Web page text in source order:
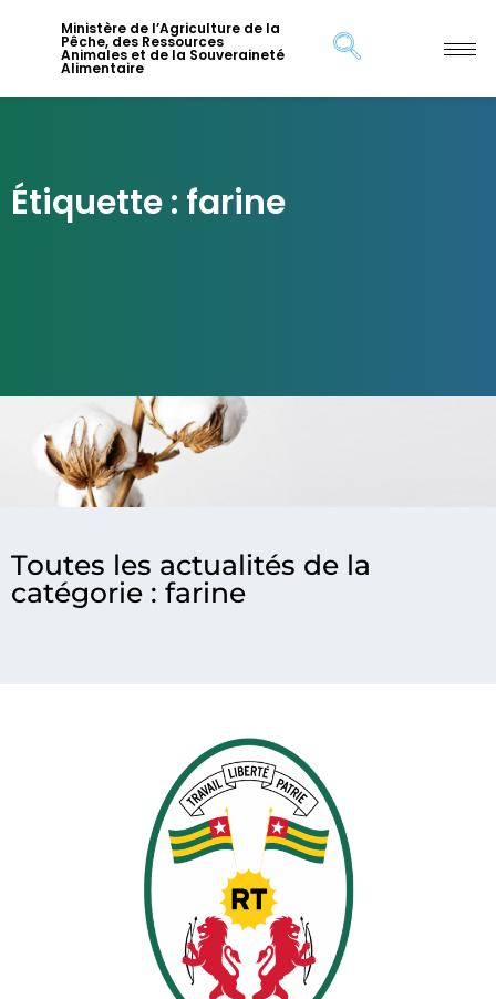
Ministère de l’Agriculture de la
Pêche, des Ressources
Animales et de la Souveraineté
Alimentaire
Étiquette : farine
Toutes les actualités de la
catégorie : farine